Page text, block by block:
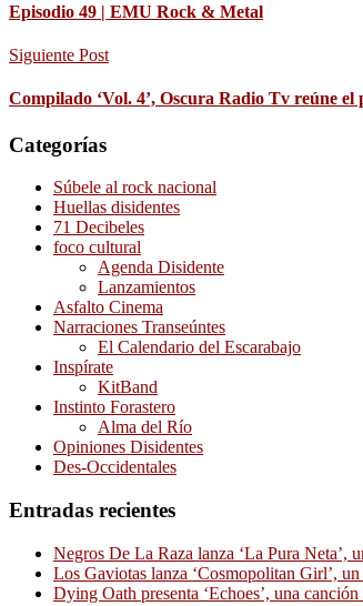
Episodio 49 | EMU Rock & Metal
Siguiente Post
Compilado ‘Vol. 4’, Oscura Radio Tv reúne
Categorías
Súbele al rock nacional
Huellas disidentes
71 Decibeles
foco cultural
Agenda Disidente
Lanzamientos
Asfalto Cinema
Narraciones Transeúntes
El Calendario del Escarabajo
Inspírate
KitBand
Instinto Forastero
Alma del Río
Opiniones Disidentes
Des-Occidentales
Entradas recientes
Negros De La Raza lanza ‘La Pura Neta’,
Los Gaviotas lanza ‘Cosmopolitan Girl’,
Dying Oath presenta ‘Echoes’, una